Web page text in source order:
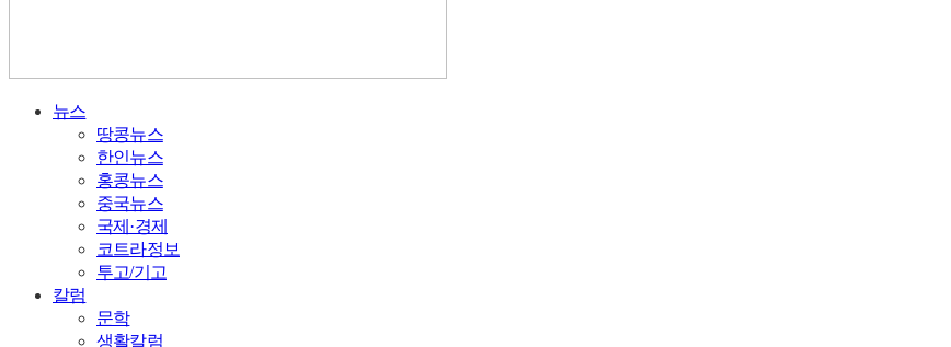
뉴스
땅콩뉴스
한인뉴스
홍콩뉴스
중국뉴스
국제·경제
코트라정보
투고/기고
칼럼
문학
생활칼럼